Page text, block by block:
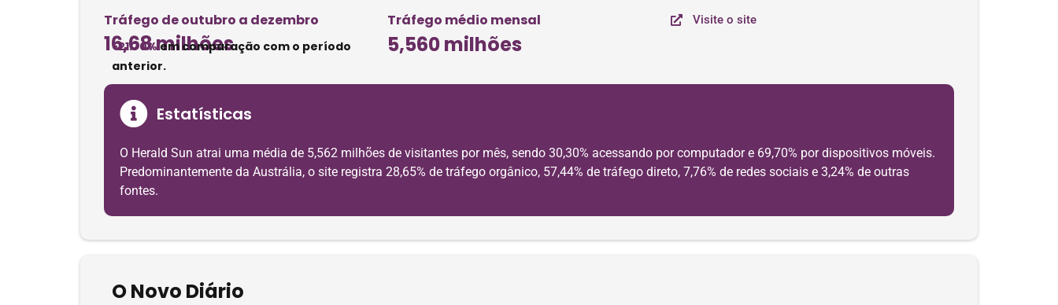
Tráfego de outubro a dezembro
16,68 milhões
-21.70%em comparação com o período
anterior.
Tráfego médio mensal
5,560 milhões
Visite o site
Estatísticas
O Herald Sun atrai uma média de 5,562 milhões de visitantes por mês, sendo 30,30% acessando por computador e 69,70% por dispositivos móveis.
Predominantemente da Austrália, o site registra 28,65% de tráfego orgânico, 57,44% de tráfego direto, 7,76% de redes sociais e 3,24% de outras
fontes.
O Novo Diário